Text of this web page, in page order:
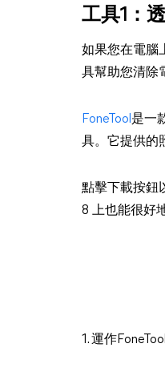
工具1：
如果您在電腦
具幫助您清除
FoneTool 是一
具。它提供的
點擊下載按鈕
8 上也能很好
1. 運作